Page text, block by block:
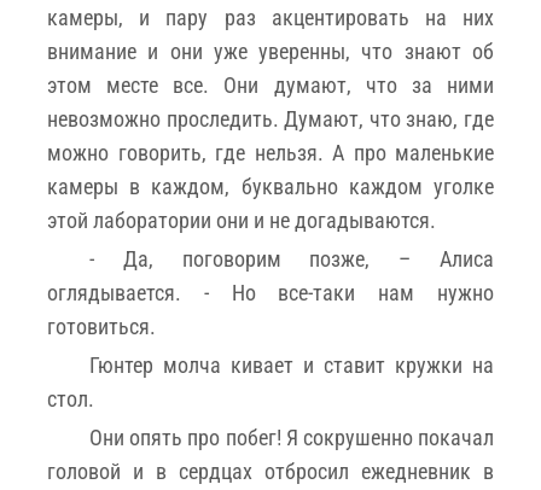
камеры, и пару раз акцентировать на них
внимание и они уже уверенны, что знают об
этом месте все. Они думают, что за ними
невозможно проследить. Думают, что знаю, где
можно говорить, где нельзя. А про маленькие
камеры в каждом, буквально каждом уголке
этой лаборатории они и не догадываются.
- Да, поговорим позже, – Алиса
оглядывается. - Но все-таки нам нужно
готовиться.
Гюнтер молча кивает и ставит кружки на
стол.
Они опять про побег! Я сокрушенно покачал
головой и в сердцах отбросил ежедневник в